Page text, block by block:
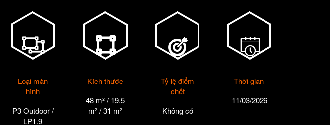
Loại màn
hình
P3 Outdoor /
LP1.9
Kích thước
48 m² / 19.5
m² / 31 m²
Tỷ lệ điểm
chết
Không có
Thời gian
11/03/2026